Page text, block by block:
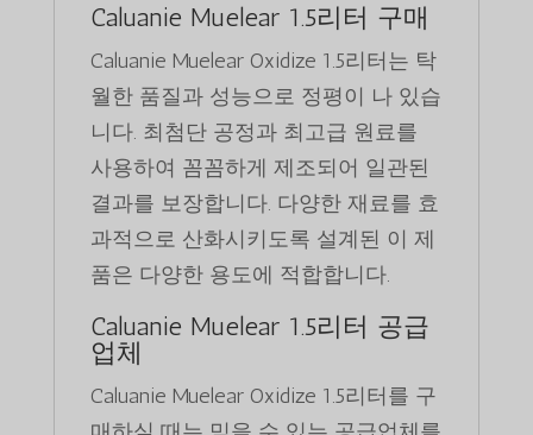
Caluanie Muelear 1.5리터 구매
Caluanie Muelear Oxidize 1.5리터는 탁
월한 품질과 성능으로 정평이 나 있습
니다. 최첨단 공정과 최고급 원료를
사용하여 꼼꼼하게 제조되어 일관된
결과를 보장합니다. 다양한 재료를 효
과적으로 산화시키도록 설계된 이 제
품은 다양한 용도에 적합합니다.
Caluanie Muelear 1.5리터 공급
업체
Caluanie Muelear Oxidize 1.5리터를 구